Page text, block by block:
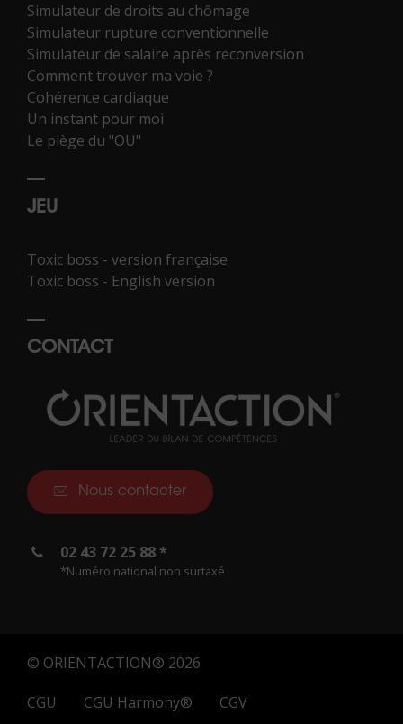
Simulateur de droits au chômage
Simulateur rupture conventionnelle
Simulateur de salaire après reconversion
Comment trouver ma voie ?
Cohérence cardiaque
Un instant pour moi
Le piège du "OU"
JEU
Toxic boss - version française
Toxic boss - English version
CONTACT
Nous contacter
02 43 72 25 88 *
*Numéro national non surtaxé
© ORIENTACTION® 2026
CGU
CGU Harmony®
CGV